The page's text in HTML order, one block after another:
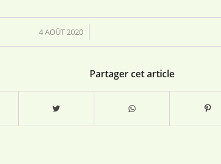
4 AOÛT 2020
/
Partager cet article